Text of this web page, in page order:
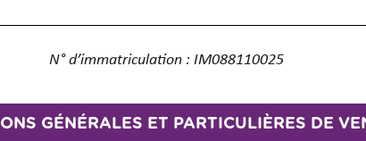
N° d’immatriculation : IM088110025
GÉNÉRALES ET PARTICULIÈRES DE